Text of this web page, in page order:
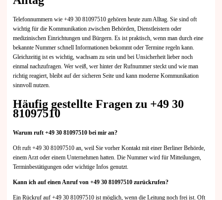
Telefonnummern wie +49 30 81097510 gehören heute zum Alltag. Sie sind oft
wichtig für die Kommunikation zwischen Behörden, Dienstleistern oder
medizinischen Einrichtungen und Bürgern. Es ist praktisch, wenn man durch eine
bekannte Nummer schnell Informationen bekommt oder Termine regeln kann.
Gleichzeitig ist es wichtig, wachsam zu sein und bei Unsicherheit lieber noch
einmal nachzufragen. Wer weiß, wer hinter der Rufnummer steckt und wie man
richtig reagiert, bleibt auf der sicheren Seite und kann moderne Kommunikation
sinnvoll nutzen.
Häufig gestellte Fragen zu +49 30
81097510
Warum ruft +49 30 81097510 bei mir an?
Oft ruft +49 30 81097510 an, weil Sie vorher Kontakt mit einer Berliner Behörde,
einem Arzt oder einem Unternehmen hatten. Die Nummer wird für Mitteilungen,
Terminbestätigungen oder wichtige Infos genutzt.
Kann ich auf einen Anruf von +49 30 81097510 zurückrufen?
Ein Rückruf auf +49 30 81097510 ist möglich, wenn die Leitung noch frei ist. Oft